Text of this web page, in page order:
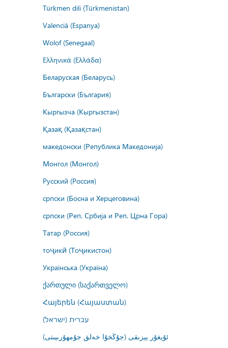
Türkmen dili (Türkmenistan)
Valencià (Espanya)
Wolof (Senegaal)
Ελληνικά (Ελλάδα)
Беларуская (Беларусь)
Български (България)
Кыргызча (Кыргызстан)
Қазақ (Қазақстан)
македонски (Република Македонија)
Монгол (Монгол)
Русский (Россия)
српски (Босна и Херцеговина)
српски (Реп. Србија и Реп. Црна Гора)
Татар (Россия)
тоҷикӣ (Тоҷикистон)
Українська (Україна)
ქართული (საქართველო)
Հայերեն (Հայաստան)
עברית (ישראל)
ئۇيغۇر يېزىقى (جۇڭخۇا خەلق جۇمھۇرىيىتى)